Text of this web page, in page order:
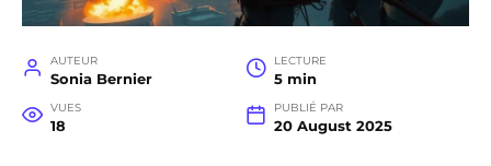
AUTEUR
Sonia Bernier
LECTURE
5 min
VUES
18
PUBLIÉ PAR
20 August 2025